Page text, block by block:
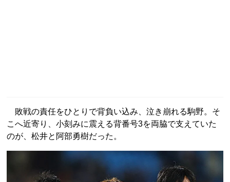
敗戦の責任をひとりで背負い込み、泣き崩れる駒野。そ
こへ近寄り、小刻みに震える背番号3を両脇で支えていた
のが、松井と阿部勇樹だった。